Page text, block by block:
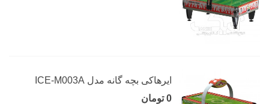
ایرهاکی بچه گانه مدل ICE-M003A
0 تومان